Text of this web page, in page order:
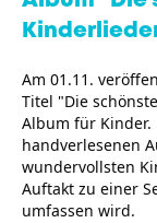
Am 01.11.
Titel "Die
Album für
handverlesenen
wundervollsten
Auftakt zu einer
umfassen wird.